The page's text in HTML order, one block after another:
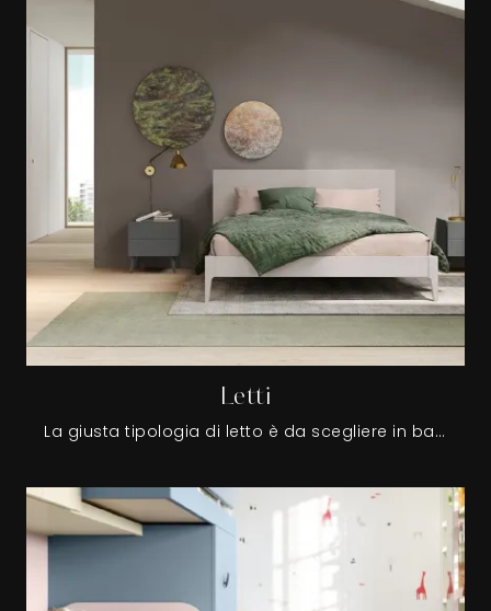
Letti
La giusta tipologia di letto è da scegliere in base alle proprie abitudini di riposo e al gusto personale, ma anche al mood dello spazio: gli arredi devono creare un'atmosfera sempre distensiva e bella.